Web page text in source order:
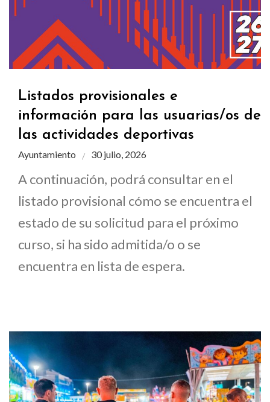
Listados provisionales e
información para las usuarias/os de
las actividades deportivas
Ayuntamiento 30 julio, 2026
A continuación, podrá consultar en el
listado provisional cómo se encuentra el
estado de su solicitud para el próximo
curso, si ha sido admitida/o o se
encuentra en lista de espera.